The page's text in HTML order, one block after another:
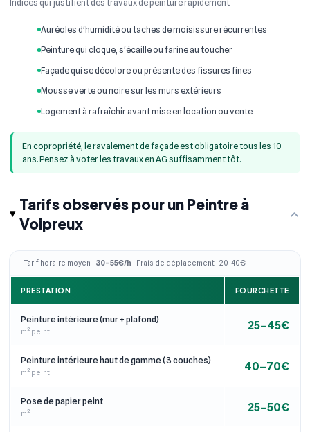
Indices qui justifient des travaux de peinture rapidement
Auréoles d'humidité ou taches de moisissure récurrentes
Peinture qui cloque, s'écaille ou farine au toucher
Façade qui se décolore ou présente des fissures fines
Mousse verte ou noire sur les murs extérieurs
Logement à rafraîchir avant mise en location ou vente
En copropriété, le ravalement de façade est obligatoire tous les 10
ans. Pensez à voter les travaux en AG suffisamment tôt.
Tarifs observés pour un Peintre à
Voipreux
Tarif horaire moyen : 30–55€/h · Frais de déplacement : 20-40€
PRESTATION FOURCHETTE
Peinture intérieure (mur + plafond)
m² peint 25–45€
Peinture intérieure haut de gamme (3 couches)
m² peint 40–70€
Pose de papier peint
m² 25–50€